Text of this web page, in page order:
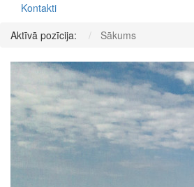
Kontakti
Aktīvā pozīcija:
Sākums